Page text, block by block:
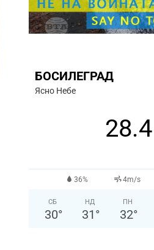
БОСИЛЕГРАД
Ясно Небе
28.4
36% 4m/s
СБ
30°
НД
31 °
ПН
32°